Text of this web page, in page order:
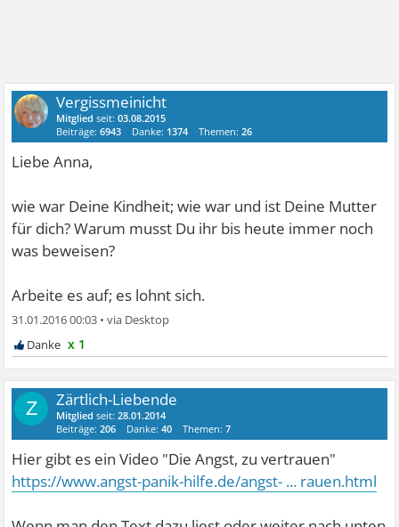
Vergissmeinicht
Mitglied seit:03.08.2015
Beiträge:6943 Danke: 1374 Themen:26
Liebe Anna,
wie war Deine Kindheit; wie war und ist Deine Mutter
für dich? Warum musst Du ihr bis heute immer noch
was beweisen?
Arbeite es auf; es lohnt sich.
31.01.2016 00:03 •
x 1
Z Zärtlich-Liebende
Mitglied seit:28.01.2014
Beiträge:206 Danke:40 Themen:7
Hier gibt es ein Video "Die Angst, zu vertrauen"
https://www.angst-panik-hilfe.de/angst- ... rauen.html